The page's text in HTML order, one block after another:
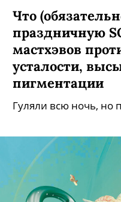
Что
праздничную
мастхэвов
усталости,
пигментации
Гуляли всю ночь, но